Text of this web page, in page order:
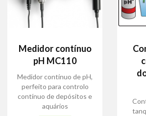
Medidor contínuo
pH MC110
Medidor contínuo de pH,
perfeito para controlo
contínuo de depósitos e
aquários